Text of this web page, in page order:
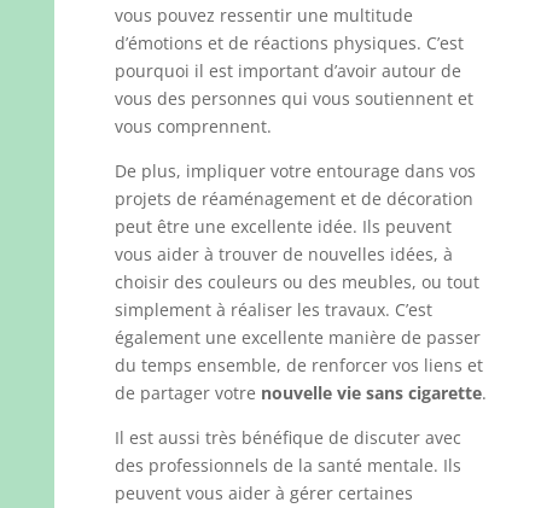
vous pouvez ressentir une multitude
d’émotions et de réactions physiques. C’est
pourquoi il est important d’avoir autour de
vous des personnes qui vous soutiennent et
vous comprennent.
De plus, impliquer votre entourage dans vos
projets de réaménagement et de décoration
peut être une excellente idée. Ils peuvent
vous aider à trouver de nouvelles idées, à
choisir des couleurs ou des meubles, ou tout
simplement à réaliser les travaux. C’est
également une excellente manière de passer
du temps ensemble, de renforcer vos liens et
de partager votre nouvelle vie sans cigarette.
Il est aussi très bénéfique de discuter avec
des professionnels de la santé mentale. Ils
peuvent vous aider à gérer certaines